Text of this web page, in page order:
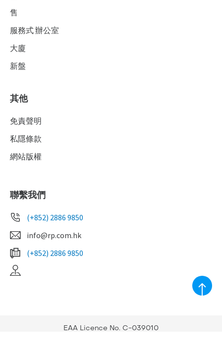
售
服務式 辦公室
大廈
新盤
其他
免責聲明
私隱條款
網站版權
聯繫我們
(+852) 2886 9850
info@rp.com.hk
(+852) 2886 9850
EAA Licence No. C-039010